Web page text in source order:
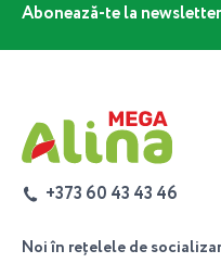
Abonează-te la
+373 60 43 43 46
Noi în rețelele de